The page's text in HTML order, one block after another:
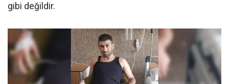
gibi değildir.